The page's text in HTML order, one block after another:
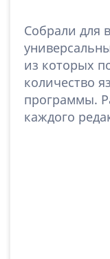
Собрали для
из которых
количество
программы.
каждого